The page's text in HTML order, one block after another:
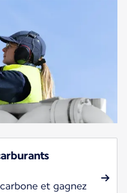
et gagnez